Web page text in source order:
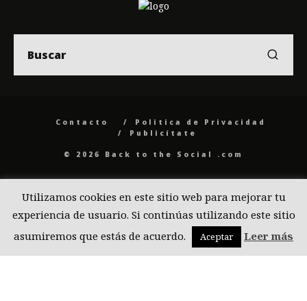
Contacto
Politica de Privacidad
Publicítate
© 2026 Back to the Social .com
Utilizamos cookies en este sitio web para mejorar tu
experiencia de usuario. Si continúas utilizando este sitio
asumiremos que estás de acuerdo.
Aceptar Leer más